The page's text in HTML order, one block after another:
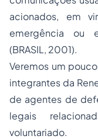
acionados, em
emergência ou
(BRASIL, 2001).
Veremos um
integrantes da
de agentes de
legais
voluntariado.